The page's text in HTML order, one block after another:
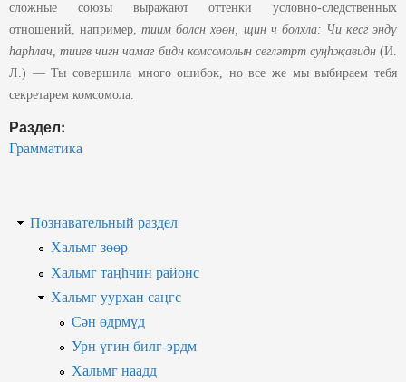
сложные союзы выражают оттенки условно-следственных
отношений, например,тиим болсн хөөн, щин ч болхла: Чи кесг эндү
һарһлач, тиигв чигн чамаг бидн комсомолын сегләтрт суңһҗавидн(И.
Л.) — Ты совершила много ошибок, но все же мы выбираем тебя
секретарем комсомола.
Раздел:
Грамматика
Познавательный раздел
Хальмг зөөр
Хальмг таңһчин районс
Хальмг уурхан саңгс
Сән өдрмүд
Урн үгин билг-эрдм
Хальмг наадд